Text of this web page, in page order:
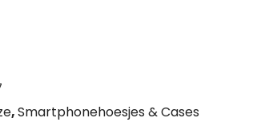
,Smartphonehoesjes & Cases